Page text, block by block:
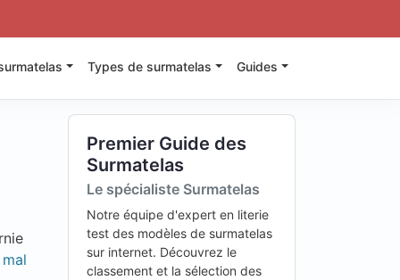
Types de surmatelas Guides
Premier Guide des
Surmatelas
Le spécialiste Surmatelas
Notre équipe d'expert en literie
test des modèles de surmatelas
sur internet. Découvrez le
classement et la sélection des